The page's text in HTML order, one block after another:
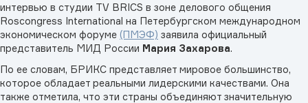
интервью в студии TV BRICS в зоне делового общения
Roscongress International на Петербургском международном
экономическом форуме (ПМЭФ) заявила официальный
представитель МИД России Мария Захарова.
По ее словам, БРИКС представляет мировое большинство,
которое обладает реальными лидерскими качествами. Она
также отметила, что эти страны объединяют значительную